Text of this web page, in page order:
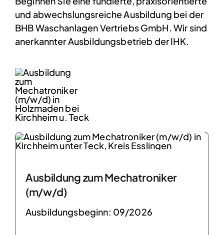
und abwechslungsreiche Ausbildung bei der
BHB Waschanlagen Vertriebs GmbH. Wir sind
anerkannter Ausbildungsbetrieb der IHK.
Ausbildung zum Mechatroniker
(m/w/d)
Ausbildungsbeginn: 09/2026